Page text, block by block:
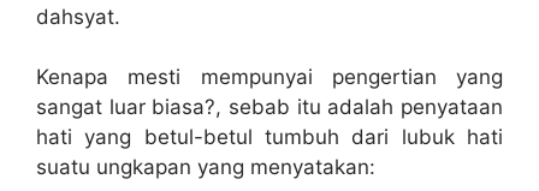
dahsyat.
Kenapa mesti mempunyai pengertian yang
sangat luar biasa?, sebab itu adalah penyataan
hati yang betul-betul tumbuh dari lubuk hati
suatu ungkapan yang menyatakan: